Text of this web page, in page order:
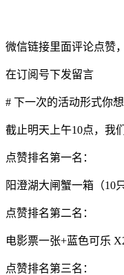
微信链接里面评论点赞
在订阅号下发留言
# 下一次的活动形式你
截止明天上午10点，我
点赞排名第一名：
阳澄湖大闸蟹一箱（10
点赞排名第二名：
电影票一张+蓝色可乐
点赞排名第三名：